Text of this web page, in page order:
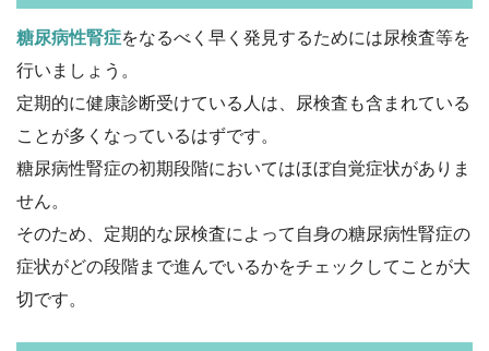
糖尿病性腎症をなるべく早く発見するためには尿検査等を
行いましょう。
定期的に健康診断受けている人は、尿検査も含まれている
ことが多くなっているはずです。
糖尿病性腎症の初期段階においてはほぼ自覚症状がありま
せん。
そのため、定期的な尿検査によって自身の糖尿病性腎症の
症状がどの段階まで進んでいるかをチェックしてことが大
切です。